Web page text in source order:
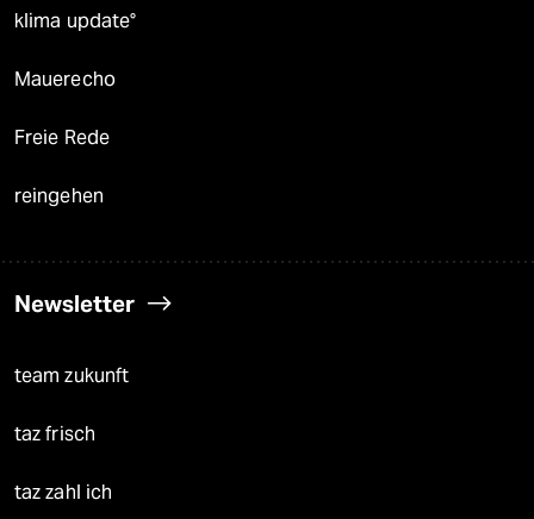
klima update°
Mauerecho
Freie Rede
reingehen
Newsletter
team zukunft
taz frisch
taz zahl ich